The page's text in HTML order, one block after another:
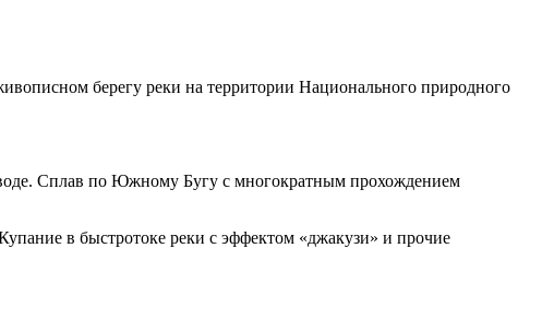
берегу реки на территории Национального природного
Сплав по Южному Бугу с многократным прохождением
в быстротоке реки с эффектом «джакузи» и прочие